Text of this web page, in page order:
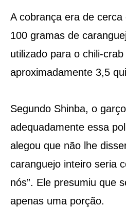
A cobrança era de
100 gramas de
utilizado para o chili-
aproximadamente 3,5
Segundo Shinba, o
adequadamente essa
alegou que não lhe
caranguejo inteiro seria
nós”. Ele presumiu que
apenas uma porção.